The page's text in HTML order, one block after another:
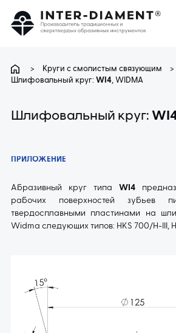
ЧАВО
> Круги с смолистым связующим
>
Шлифовальный круг: WI4, WIDMA
Шлифовальный круг:
ПРИЛОЖЕНИЕ
Абразивный круг типа WI4
рабочих поверхностей зубьев
твердосплавными пластинами на
Widma следующих типов: HKS 700/H-III,